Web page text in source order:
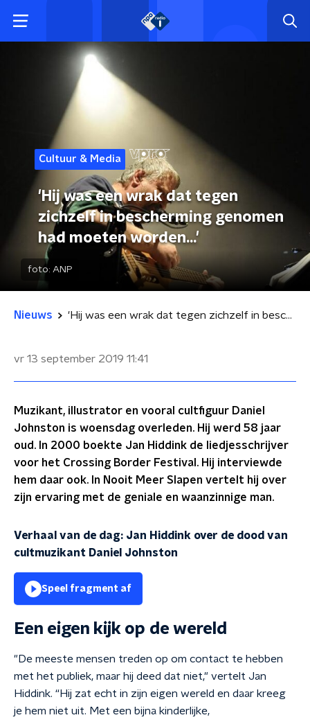
Cultuur & Media
'Hij was een wrak dat tegen
zichzelf in bescherming genomen
had moeten worden...'
foto: ANP
Nieuws 'Hij was een wrak dat tegen zichzelf in bescherming genomen had moeten worden...'
vr 13 september 2019 11:41
Muzikant, illustrator en vooral cultfiguur Daniel
Johnston is woensdag overleden. Hij werd 58 jaar
oud. In 2000 boekte Jan Hiddink de liedjesschrijver
voor het Crossing Border Festival. Hij interviewde
hem daar ook. In Nooit Meer Slapen vertelt hij over
zijn ervaring met de geniale en waanzinnige man.
Verhaal van de dag: Jan Hiddink over de dood van
cultmuzikant Daniel Johnston
Speel fragment af
Een eigen kijk op de wereld
"De meeste mensen treden op om contact te hebben
met het publiek, maar hij deed dat niet," vertelt Jan
Hiddink. “Hij zat echt in zijn eigen wereld en daar kreeg
je hem niet uit. Met een bijna kinderlijke,